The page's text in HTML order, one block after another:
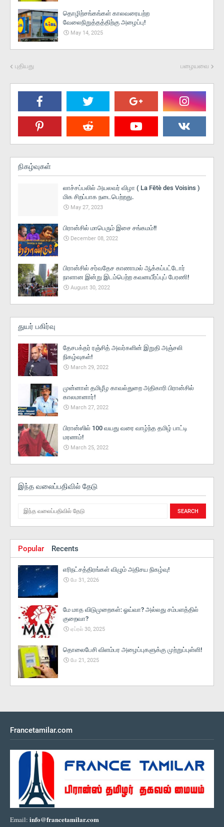
தொழிற்சங்கங்கள் காலவரையற்ற
வேலைநிறுத்தத்திற்கு அழைப்பு!
May 14, 2025
புதியது பழையவை
நிகழ்வுகள்
லாச்சப்பலில் அயலவர் விழா ( La Fētè des Voisins )
மிக சிறப்பாக நடைபெற்றது.
May 27, 2023
பிரான்சில் மாபெரும் இசை சங்கமம்!!
December 08, 2022
பிரான்சில் சர்வதேச காணாமல் ஆக்கப்பட்டோர்
நாளான இன்று இடம்பெற்ற கவனயீர்ப்புப் பேரணி!
August 30, 2022
துயர் பகிர்வு
தேசபக்தர் ரஞ்சித் அவர்களின் இறுதி அஞ்சலி
நிகழ்வுகள்!
March 29, 2022
முன்னாள் தமிழீழ காவல்துறை அதிகாரி பிரான்சில்
காலமானார்!
March 27, 2022
பிரான்ஸில் 100 வயது வரை வாழ்ந்த தமிழ் பாட்டி
மரணம்!
March 25, 2022
இந்த வலைப்பதிவில் தேடு
Popular Recents
எரிநட்சத்திரங்கள் விழும் அதிசய நிகழ்வு!
மே 31, 2026
மே மாத விடுமுறைகள்: ஓய்வா? அல்லது சம்பளத்தில்
குறைவா?
ஏப்ரல் 30, 2025
தொலைபேசி விளம்பர அழைப்புகளுக்கு முற்றுப்புள்ளி!
மே 21, 2025
Francetamilar.com
Email: info@francetamilar.com